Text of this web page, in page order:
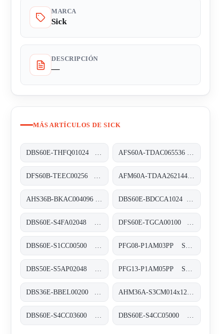
MARCA
Sick
DESCRIPCIÓN
—
MÁS ARTÍCULOS DE SICK